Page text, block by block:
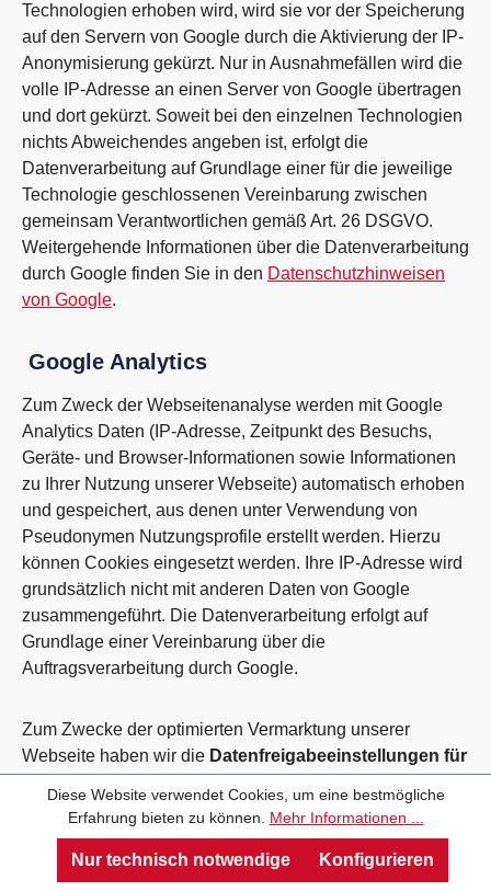
Technologien erhoben wird, wird sie vor der Speicherung
auf den Servern von Google durch die Aktivierung der IP-
Anonymisierung gekürzt. Nur in Ausnahmefällen wird die
volle IP-Adresse an einen Server von Google übertragen
und dort gekürzt. Soweit bei den einzelnen Technologien
nichts Abweichendes angeben ist, erfolgt die
Datenverarbeitung auf Grundlage einer für die jeweilige
Technologie geschlossenen Vereinbarung zwischen
gemeinsam Verantwortlichen gemäß Art. 26 DSGVO.
Weitergehende Informationen über die Datenverarbeitung
durch Google finden Sie in den Datenschutzhinweisen
von Google.
Google Analytics
Zum Zweck der Webseitenanalyse werden mit Google
Analytics Daten (IP-Adresse, Zeitpunkt des Besuchs,
Geräte- und Browser-Informationen sowie Informationen
zu Ihrer Nutzung unserer Webseite) automatisch erhoben
und gespeichert, aus denen unter Verwendung von
Pseudonymen Nutzungsprofile erstellt werden. Hierzu
können Cookies eingesetzt werden. Ihre IP-Adresse wird
grundsätzlich nicht mit anderen Daten von Google
zusammengeführt. Die Datenverarbeitung erfolgt auf
Grundlage einer Vereinbarung über die
Auftragsverarbeitung durch Google.
Zum Zwecke der optimierten Vermarktung unserer
Webseite haben wir die Datenfreigabeeinstellungen für
Google auf die von Google Analytics erhobenen und
verarbeiteten Daten zugreifen und anschließend zur
Verbesserung der Google-Dienste verwenden. Die
Datenfreigabe an Google im Rahmen dieser
Diese Website verwendet Cookies, um eine bestmögliche
Erfahrung bieten zu können. Mehr Informationen ...
Nur technisch notwendige Konfigurieren